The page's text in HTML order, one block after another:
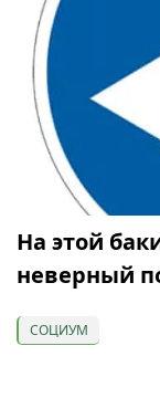
На этой
неверный
СОЦИУМ